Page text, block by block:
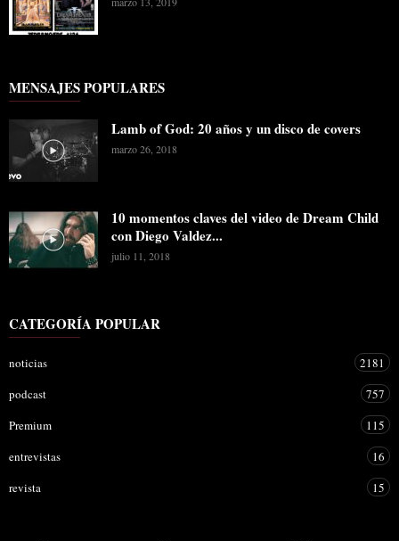
MENSAJES POPULARES
Lamb of God: 20 años y un disco de covers
marzo 26, 2018
10 momentos claves del video de Dream Child
con Diego Valdez...
julio 11, 2018
CATEGORÍA POPULAR
noticias
2181
podcast
757
Premium
115
entrevistas
16
revista
15